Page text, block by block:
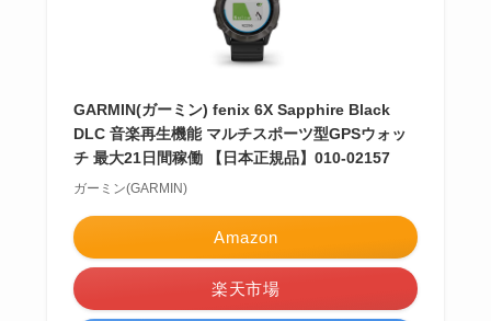
GARMIN(ガーミン) fenix 6X Sapphire Black
DLC 音楽再生機能 マルチスポーツ型GPSウォッ
チ 最大21日間稼働 【日本正規品】010-02157
ガーミン(GARMIN)
Amazon
楽天市場